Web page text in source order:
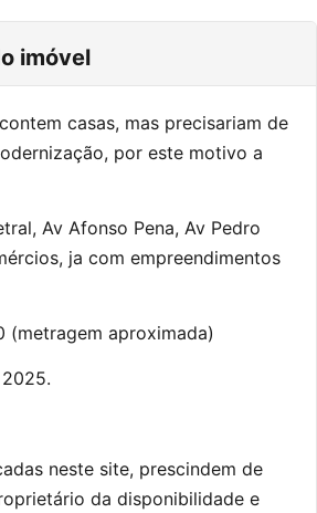
imóvel
casas, mas precisariam de
por este motivo a
Av Afonso Pena, Av Pedro
ja com empreendimentos
(metragem aproximada)
neste site, prescindem de
da disponibilidade e